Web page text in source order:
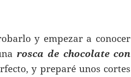
y empezar a conocer
rosca de chocolate con
y preparé unos cortes